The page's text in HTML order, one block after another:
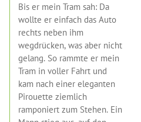
Bis er mein Tram sah: Da
wollte er einfach das Auto
rechts neben ihm
wegdrücken, was aber nicht
gelang. So rammte er mein
Tram in voller Fahrt und
kam nach einer eleganten
Pirouette ziemlich
ramponiert zum Stehen. Ein